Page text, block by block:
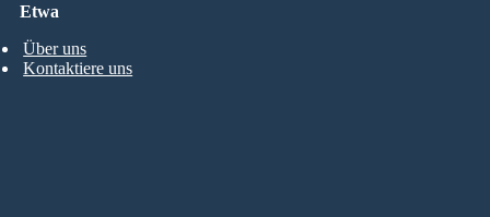
Etwa
Über uns
Kontaktiere uns